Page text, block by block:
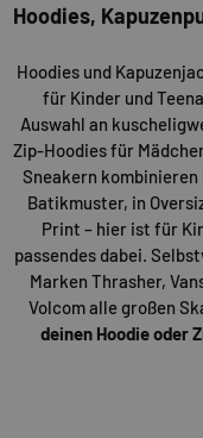
Hoodies,
Hoodies und
für Kinder und
Auswahl an
Zip-Hoodies für
Sneakern
Batikmuster, in
Print – hier ist für
passendes dabei.
Marken Thrasher,
Volcom alle großen
deinen Hoodie oder